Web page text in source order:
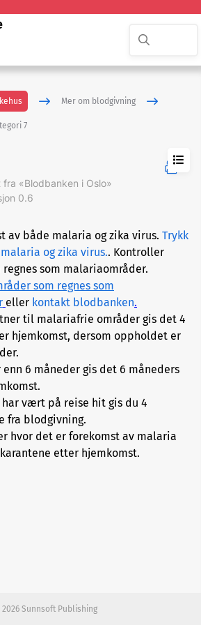
Mer om blodgivning
7
«Blodbanken i Oslo»
0.6
av både malaria og zika virus. Trykk
og zika virus.. Kontroller
som malariaområder.
som regnes som
eller kontakt blodbanken.
til malariafrie områder gis det 4
hjemkomst, dersom oppholdet er
6 måneder gis det 6 måneders
vært på reise hit gis du 4
fra blodgivning.
hvor det er forekomst av malaria
etter hjemkomst.
Sunnsoft Publishing